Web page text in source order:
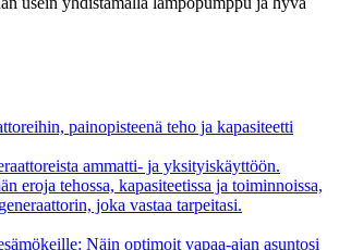
painopisteenä teho ja kapasiteetti
ammatti- ja yksityiskäyttöön.
eroja tehossa, kapasiteetissa ja toiminnoissa,
joka vastaa tarpeitasi.
Näin optimoit vapaa-ajan asuntosi